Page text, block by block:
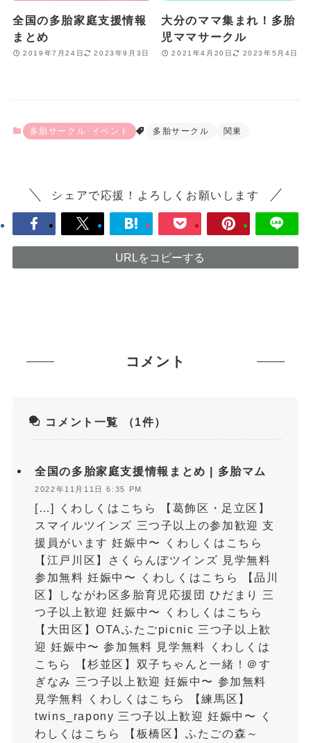
多胎サークル･イベント 多胎サークル 関東
シェアで応援！よろしくお願いします
URLをコピーする
全国の多胎家庭支援情報
まとめ
2019年7月24日 2023年9月3日
大分のママ集まれ！多胎
児ママサークル
2021年4月20日 2023年5月4日
コメント
コメント一覧 （1件）
全国の多胎家庭支援情報まとめ | 多胎マム
2022年11月11日 6:35 PM
[…] くわしくはこちら 【葛飾区・足立区】
スマイルツインズ 三つ子以上の参加歓迎 支
援員がいます 妊娠中〜 くわしくはこちら
【江戸川区】さくらんぼツインズ 見学無料
参加無料 妊娠中〜 くわしくはこちら 【品川
区】しながわ区多胎育児応援団 ひだまり 三
つ子以上歓迎 妊娠中〜 くわしくはこちら
【大田区】OTAふたごpicnic 三つ子以上歓
迎 妊娠中〜 参加無料 見学無料 くわしくは
こちら 【杉並区】双子ちゃんと一緒！＠す
ぎなみ 三つ子以上歓迎 妊娠中〜 参加無料
見学無料 くわしくはこちら 【練馬区】
twins_rapony 三つ子以上歓迎 妊娠中〜 く
わしくはこちら 【板橋区】ふたごの森～